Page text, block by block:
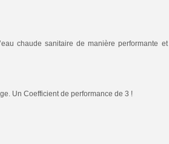
chaude sanitaire de manière performante et
Un Coefficient de performance de 3 !